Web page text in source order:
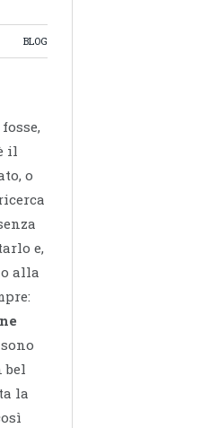
BLOG
il
o
e,
alla
bel
la